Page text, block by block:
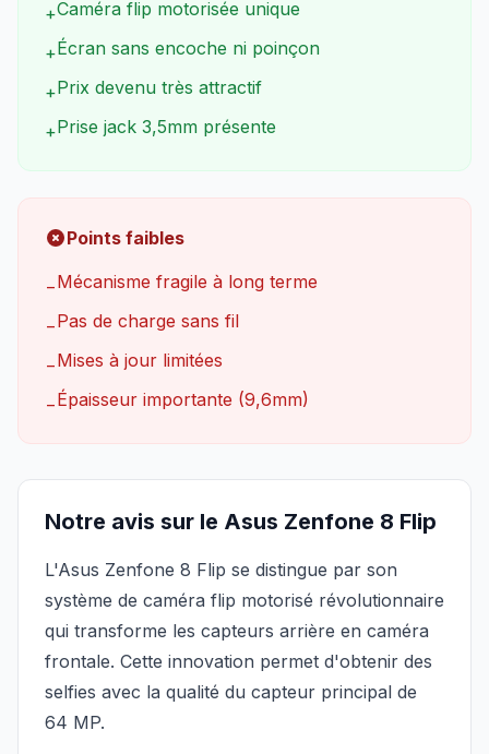
+Caméra flip motorisée unique
+Écran sans encoche ni poinçon
+Prix devenu très attractif
+Prise jack 3,5mm présente
Points faibles
−Mécanisme fragile à long terme
−Pas de charge sans fil
−Mises à jour limitées
−Épaisseur importante (9,6mm)
Notre avis sur le Asus Zenfone 8 Flip
L'Asus Zenfone 8 Flip se distingue par son
système de caméra flip motorisé révolutionnaire
qui transforme les capteurs arrière en caméra
frontale. Cette innovation permet d'obtenir des
selfies avec la qualité du capteur principal de
64 MP.